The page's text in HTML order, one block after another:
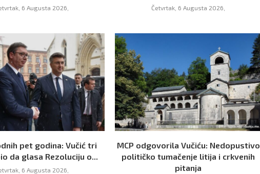
6 Augusta 2026, Četvrtak, 6 Augusta 2026,
pet godina: Vučić tri
da glasa Rezoluciju o...
6 Augusta 2026,
MCP odgovorila Vučiću: Nedopustivo
političko tumačenje litija i crkvenih
pitanja